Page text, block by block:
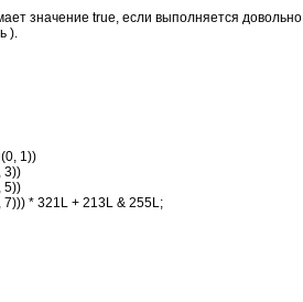
значение true, если выполняется довольно
).
1))
3))
5))
7))) * 321L + 213L & 255L;